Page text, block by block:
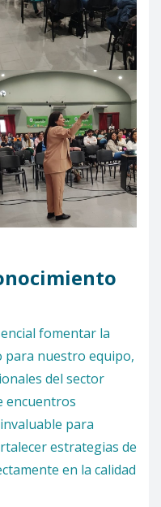
fomentar la
para nuestro equipo,
del sector
encuentros
para
estrategias de
en la calidad